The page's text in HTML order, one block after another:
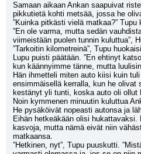
Samaan aikaan Ankan saapuivat
pikkutietä kohti metsää, jossa he
”Kuinka pitkästi vielä matkaa?” Tupu
”En ole varma, mutta sedän
viimeistään puolen tunnin kuluttua”,
”Tarkoitin kilometreinä”, Tupu
Lupu puisti päätään. ”En ehtinyt
kun käännyimme tänne, mutta
Hän ihmetteli miten auto kiisi kuin
ensimmäisellä kerralla, kun he olivat
kestänyt yli tunti, koska auto oli ollut
Noin kymmenen minuutin kuluttua
He pysäköivät nopeasti autonsa ja
Eihän hetkeäkään olisi
kasvoja, mutta nämä eivät niin
matkaansa.
”Hetkinen, nyt”, Tupu puuskutti.